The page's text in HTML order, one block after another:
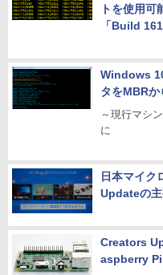
トを使用
「Build
Windows
タをMBR
～現行マシ
に
日本マイ
Updateの
Creators
aspberry Pi